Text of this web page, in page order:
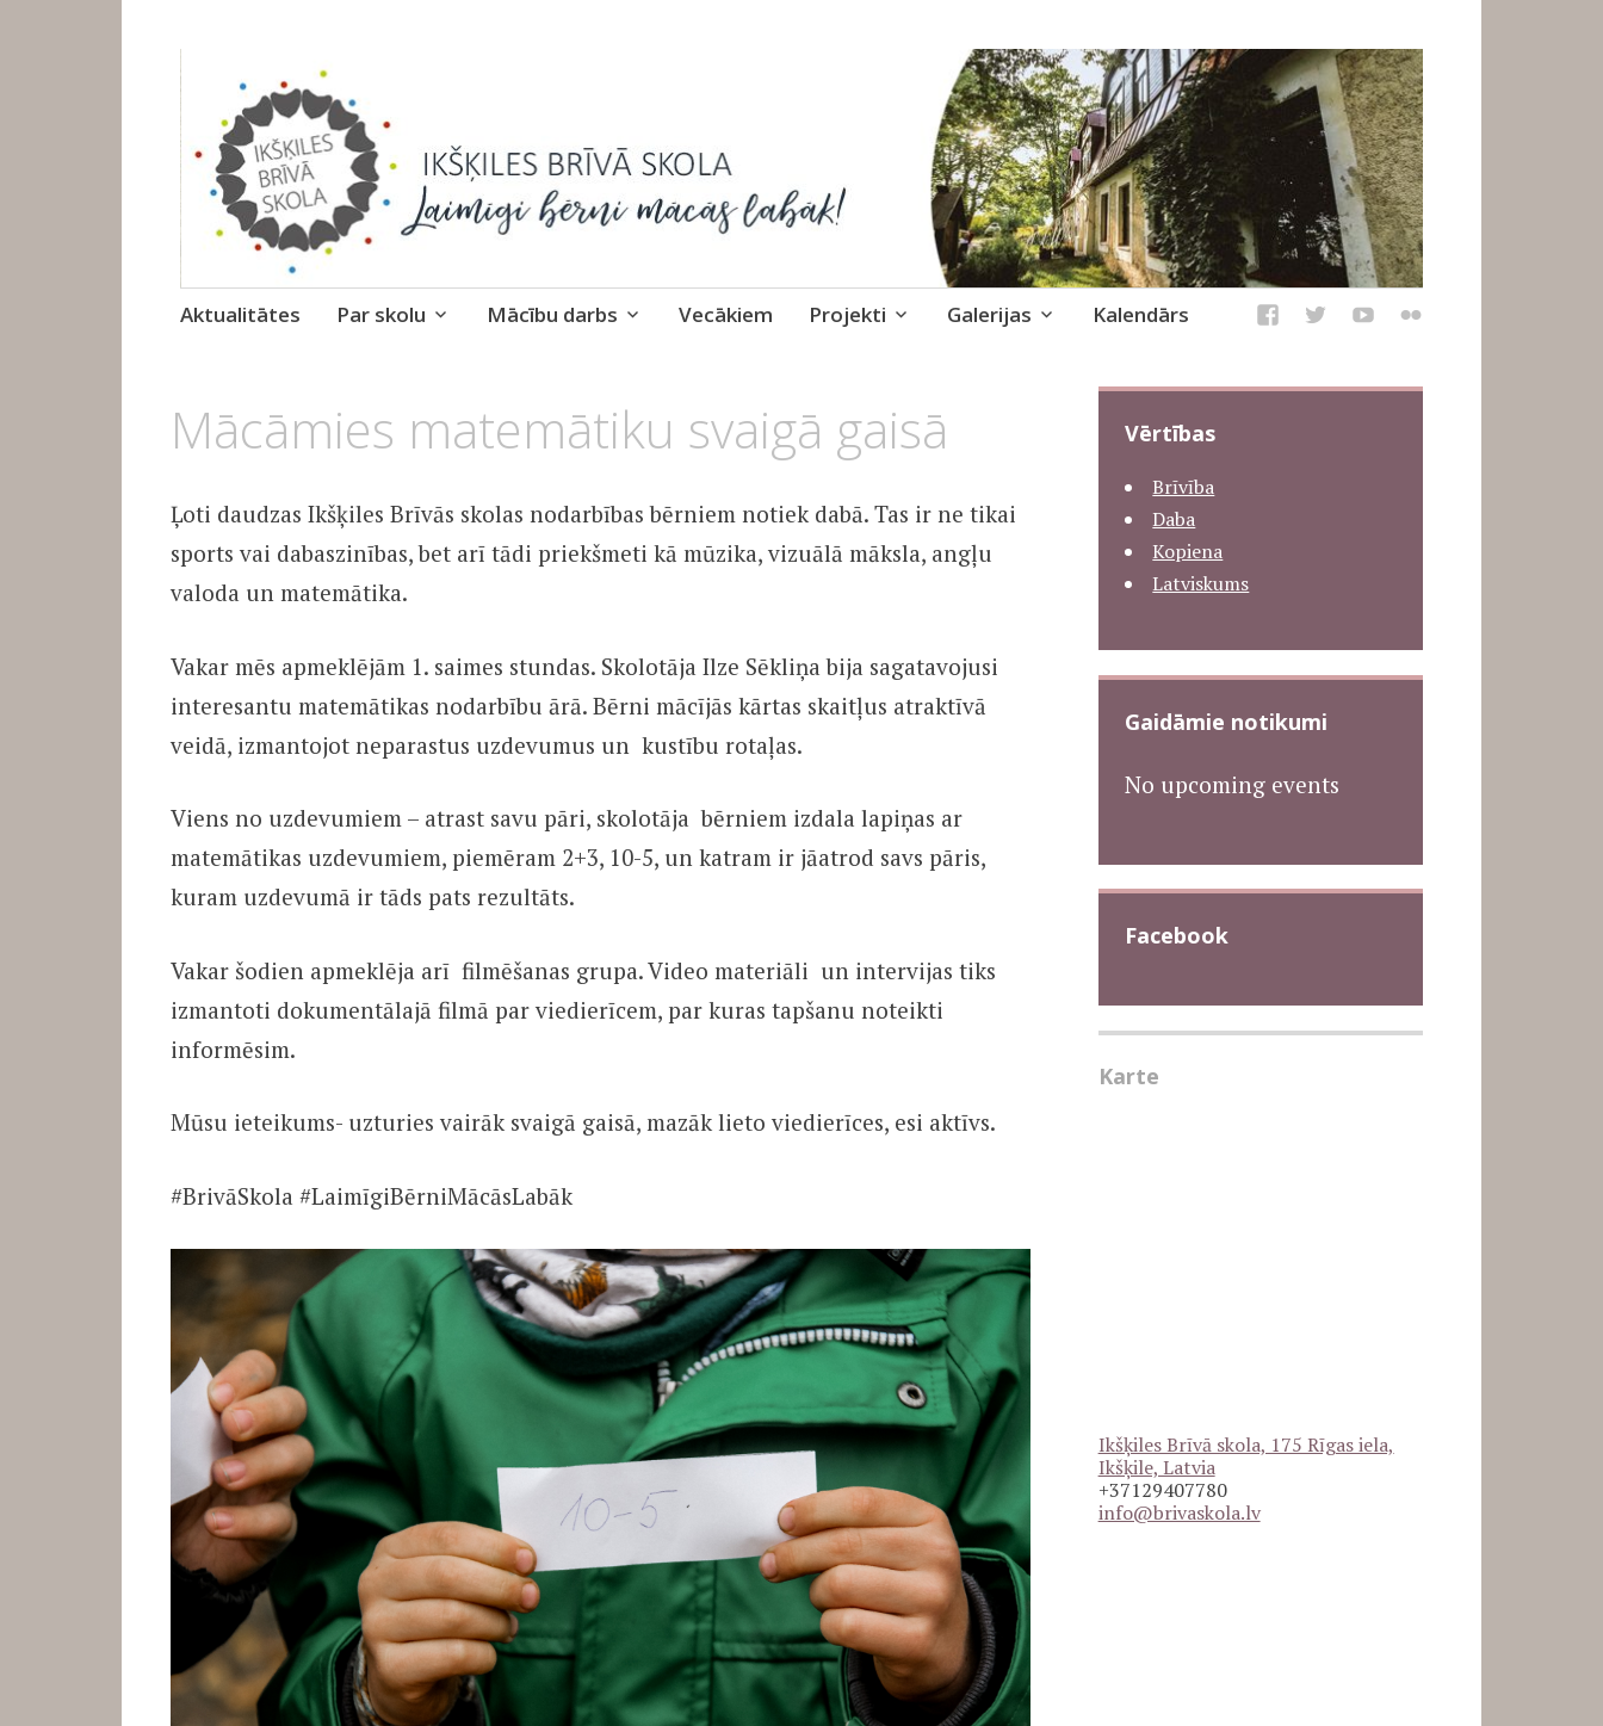
Ikšķiles Brīvā skola
Skip
Aktualitātes Par skolu Mācību darbs Vecākiem Projekti Galerijas Kalendārs
OKTOBRIS,
2020
Mācāmies matemātiku svaigā gaisā
Ļoti daudzas Ikšķiles Brīvās skolas nodarbības bērniem notiek dabā. Tas ir ne tikai
sports vai dabaszinības, bet arī tādi priekšmeti kā mūzika, vizuālā māksla, angļu
valoda un matemātika.
Vakar mēs apmeklējām 1. saimes stundas. Skolotāja Ilze Sēkliņa bija sagatavojusi
interesantu matemātikas nodarbību ārā. Bērni mācījās kārtas skaitļus atraktīvā
veidā, izmantojot neparastus uzdevumus un kustību rotaļas.
Viens no uzdevumiem – atrast savu pāri, skolotāja bērniem izdala lapiņas ar
matemātikas uzdevumiem, piemēram 2+3, 10-5, un katram ir jāatrod savs pāris,
kuram uzdevumā ir tāds pats rezultāts.
Vakar šodien apmeklēja arī filmēšanas grupa. Video materiāli un intervijas tiks
izmantoti dokumentālajā filmā par viedierīcem, par kuras tapšanu noteikti
informēsim.
Mūsu ieteikums- uzturies vairāk svaigā gaisā, mazāk lieto viedierīces, esi aktīvs.
#BrivāSkola #LaimīgiBērniMācāsLabāk
Vērtības
Brīvība
Daba
Kopiena
Latviskums
Gaidāmie notikumi
No upcoming events
Facebook
Karte
Ikšķiles Brīvā skola, 175 Rīgas iela,
Ikšķile, Latvia
+37129407780
info@brivaskola.lv